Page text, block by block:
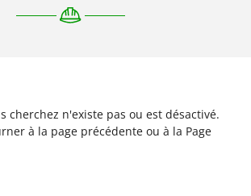
de réception
cherchez n'existe pas ou est désactivé.
à la page précédente ou à la Page